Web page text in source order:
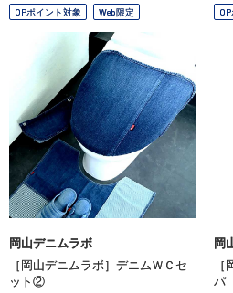
OPポイント対象 Web限定
岡山デニムラボ
［岡山デニムラボ］デニムＷＣセ
ット②
岡
パ